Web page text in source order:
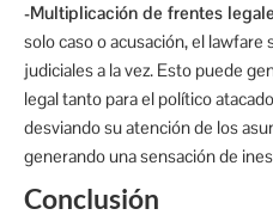
-Multiplicación de frentes
solo caso o acusación, el
judiciales a la vez. Esto puede
legal tanto para el político
desviando su atención de los
generando una sensación de
Conclusión